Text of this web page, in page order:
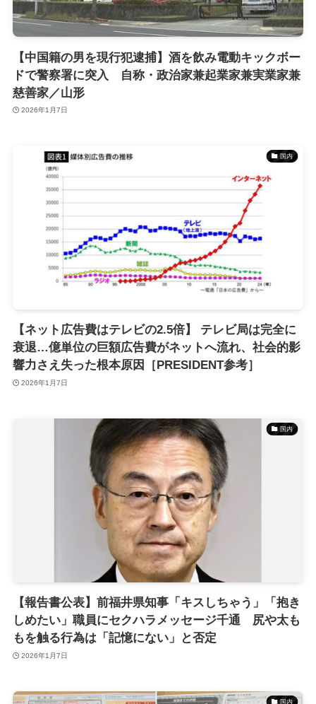
【中国籍の男を現行犯逮捕】酒を飲み電動キックボー
ドで警察署に突入 自称・政治家兼起業家兼実業家兼
慈善家／山形
2026年1月7日
国内
【ネット広告費はテレビの2.5倍】 テレビ局は完全に
衰退…億単位の巨額広告費がネットへ流れ、社会的影
響力さえ失った根本原因［PRESIDENT参考］
2026年1月7日
国内
【報告書公表】前福井県知事「キスしちゃう」「抱き
しめたい」職員にセクハラメッセージ千通 尻や太も
もを触る行為は「記憶にない」と否定
2026年1月7日
国内